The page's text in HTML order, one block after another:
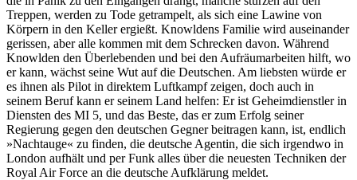
Treppen, werden zu Tode ge­tram­pelt, als sich eine Lawine von
Körpern in den Keller ergießt. Knowldens Familie wird auseinander
ge­ris­sen, aber alle kommen mit dem Schrecken davon. Während
Knowlden den Überlebenden und bei den Auf­räum­ar­bei­ten hilft, wo
er kann, wächst seine Wut auf die Deutschen. Am liebsten würde er
es ihnen als Pilot in direktem Luftkampf zeigen, doch auch in
seinem Beruf kann er seinem Land helfen: Er ist Ge­heim­dienst­ler in
Diensten des MI 5, und das Beste, das er zum Erfolg seiner
Regierung gegen den deut­schen Gegner beitragen kann, ist, endlich
»Nachtauge« zu finden, die deutsche Agentin, die sich irgendwo in
London aufhält und per Funk alles über die neuesten Techniken der
Royal Air Force an die deutsche Aufklärung meldet.